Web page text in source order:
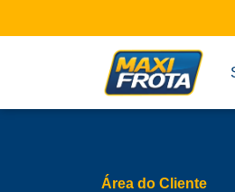
Área do Cliente